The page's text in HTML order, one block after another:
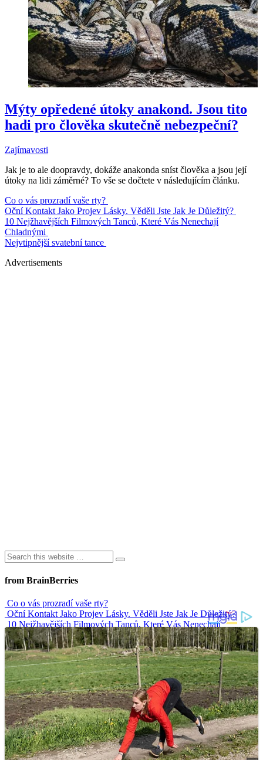
Mýty opředené útoky anakond. Jsou tito
hadi pro člověka skutečně nebezpeční?
Zajímavosti
Jak je to ale doopravdy, dokáže anakonda sníst člověka a jsou její
útoky na lidi záměrné? To vše se dočtete v následujícím článku.
Co o vás prozradí vaše rty?
Oční Kontakt Jako Projev Lásky. Věděli Jste Jak Je Důležitý?
10 Nejžhavějších Filmových Tanců, Které Vás Nenechají
Chladnými
Nejvtipnější svatební tance
Advertisements
from BrainBerries
Co o vás prozradí vaše rty?
Oční Kontakt Jako Projev Lásky. Věděli Jste Jak Je Důležitý?
10 Nejžhavějších Filmových Tanců, Které Vás Nenechají
Chladnými
Nejvtipnější svatební tance
Senioři zpozorněte. Kdo bere léky, měl by se vyhnout těmto
nápojům
Advertisements